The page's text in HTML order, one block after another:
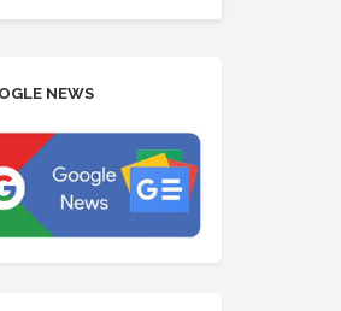
NEWS